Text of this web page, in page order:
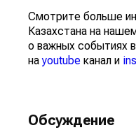
Смотрите больше
Казахстана на
о важных событиях в
наyoutube канал и
Обсуждение